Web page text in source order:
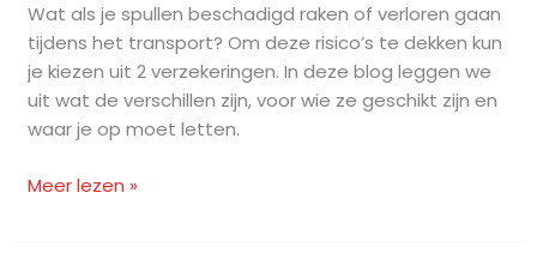
Wat als je spullen beschadigd raken of verloren gaan
tijdens het transport? Om deze risico’s te dekken kun
je kiezen uit 2 verzekeringen. In deze blog leggen we
uit wat de verschillen zijn, voor wie ze geschikt zijn en
waar je op moet letten.
de
juiste
verzekering
Meer lezen »